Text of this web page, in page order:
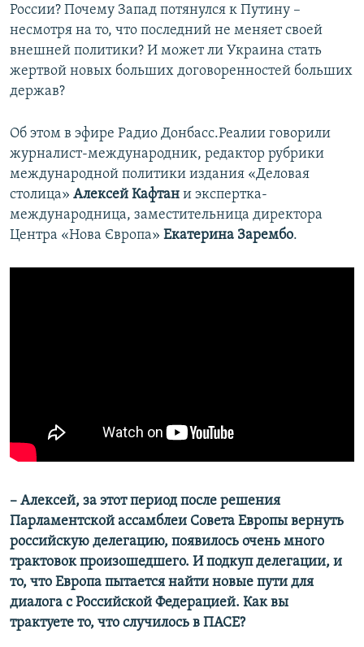
России? Почему Запад потянулся к Путину –
несмотря на то, что последний не меняет своей
внешней политики? И может ли Украина стать
жертвой новых больших договоренностей больших
держав?
Об этом в эфире Радио Донбасс.Реалии говорили
журналист-международник, редактор рубрики
международной политики издания «Деловая
столица» Алексей Кафтан и экспертка-
международница, заместительница директора
Центра «Нова Європа» Екатерина Зарембо.
– Алексей, за этот период после решения
Парламентской ассамблеи Совета Европы вернуть
российскую делегацию, появилось очень много
трактовок произошедшего. И подкуп делегации, и
то, что Европа пытается найти новые пути для
диалога с Российской Федерацией. Как вы
трактуете то, что случилось в ПАСЕ?